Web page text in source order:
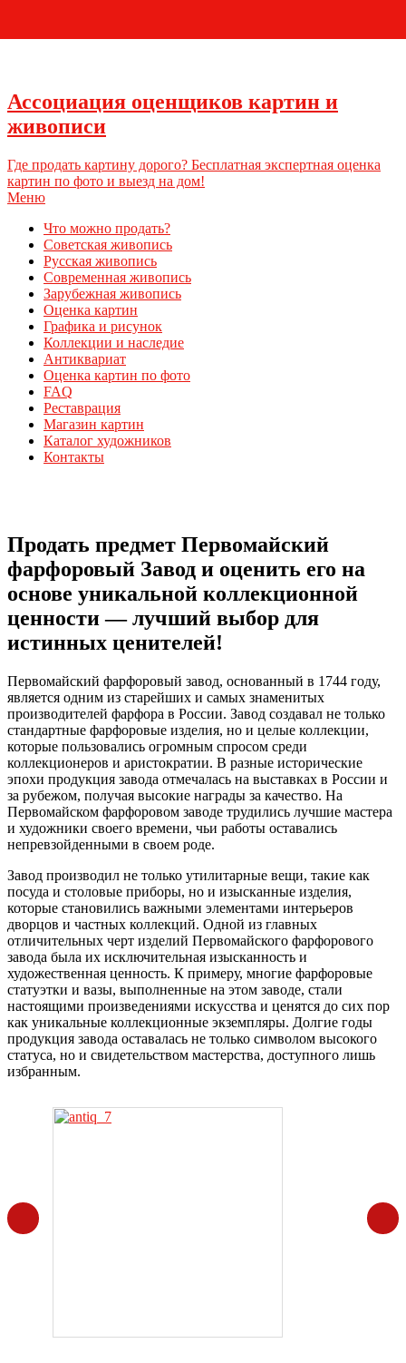
Ассоциация оценщиков картин и
живописи
Где продать картину дорого? Бесплатная экспертная оценка
картин по фото и выезд на дом!
Меню
Что можно продать?
Советская живопись
Русская живопись
Современная живопись
Зарубежная живопись
Оценка картин
Графика и рисунок
Коллекции и наследие
Антиквариат
Оценка картин по фото
FAQ
Реставрация
Магазин картин
Каталог художников
Контакты
Продать предмет Первомайский
фарфоровый Завод и оценить его на
основе уникальной коллекционной
ценности — лучший выбор для
истинных ценителей!
Первомайский фарфоровый завод, основанный в 1744 году,
является одним из старейших и самых знаменитых
производителей фарфора в России. Завод создавал не только
стандартные фарфоровые изделия, но и целые коллекции,
которые пользовались огромным спросом среди
коллекционеров и аристократии. В разные исторические
эпохи продукция завода отмечалась на выставках в России и
за рубежом, получая высокие награды за качество. На
Первомайском фарфоровом заводе трудились лучшие мастера
и художники своего времени, чьи работы оставались
непревзойденными в своем роде.
Завод производил не только утилитарные вещи, такие как
посуда и столовые приборы, но и изысканные изделия,
которые становились важными элементами интерьеров
дворцов и частных коллекций. Одной из главных
отличительных черт изделий Первомайского фарфорового
завода была их исключительная изысканность и
художественная ценность. К примеру, многие фарфоровые
статуэтки и вазы, выполненные на этом заводе, стали
настоящими произведениями искусства и ценятся до сих пор
как уникальные коллекционные экземпляры. Долгие годы
продукция завода оставалась не только символом высокого
статуса, но и свидетельством мастерства, доступного лишь
избранным.